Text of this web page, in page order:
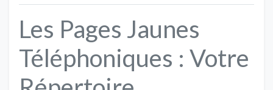
Les Pages Jaunes
Téléphoniques : Votre